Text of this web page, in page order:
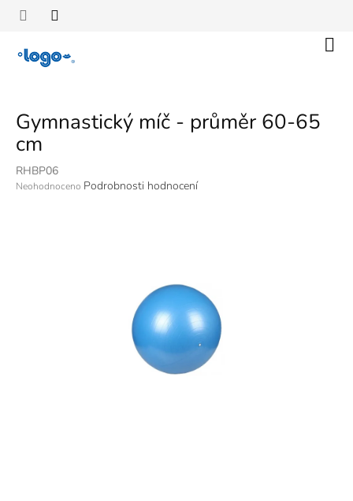
Přejít
Gymnastický míč - průměr 60-65
cm
RHBP06
Průměrné
Neohodnoceno Podrobnosti hodnocení